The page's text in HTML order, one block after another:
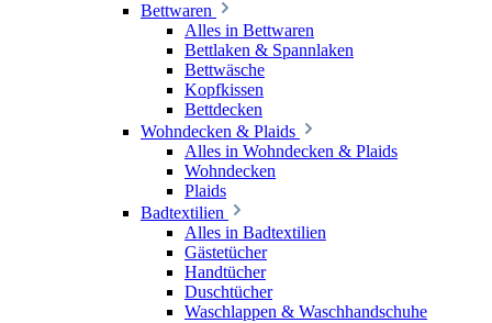
Bettwaren
Alles in Bettwaren
Bettlaken & Spannlaken
Bettwäsche
Kopfkissen
Bettdecken
Wohndecken & Plaids
Alles in Wohndecken & Plaids
Wohndecken
Plaids
Badtextilien
Alles in Badtextilien
Gästetücher
Handtücher
Duschtücher
Waschlappen & Waschhandschuhe